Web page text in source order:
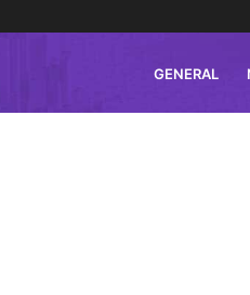
GENERAL